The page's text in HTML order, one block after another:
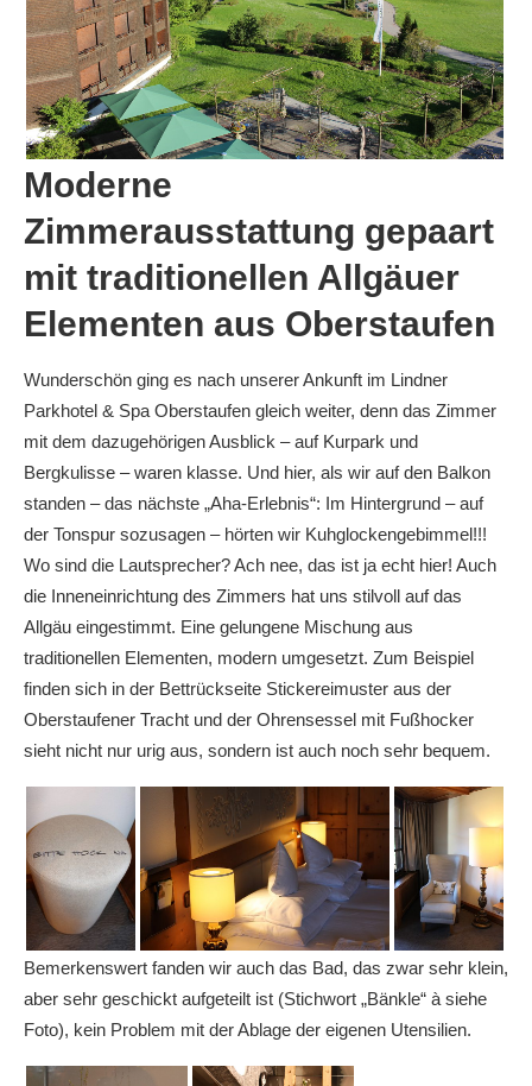
Moderne
Zimmerausstattung gepaart
mit traditionellen Allgäuer
Elementen aus Oberstaufen
Wunderschön ging es nach unserer Ankunft im Lindner
Parkhotel & Spa Oberstaufen gleich weiter, denn das Zimmer
mit dem dazugehörigen Ausblick – auf Kurpark und
Bergkulisse – waren klasse. Und hier, als wir auf den Balkon
standen – das nächste „Aha-Erlebnis“: Im Hintergrund – auf
der Tonspur sozusagen – hörten wir Kuhglockengebimmel!!!
Wo sind die Lautsprecher? Ach nee, das ist ja echt hier! Auch
die Inneneinrichtung des Zimmers hat uns stilvoll auf das
Allgäu eingestimmt. Eine gelungene Mischung aus
traditionellen Elementen, modern umgesetzt. Zum Beispiel
finden sich in der Bettrückseite Stickereimuster aus der
Oberstaufener Tracht und der Ohrensessel mit Fußhocker
sieht nicht nur urig aus, sondern ist auch noch sehr bequem.
Bemerkenswert fanden wir auch das Bad, das zwar sehr klein,
aber sehr geschickt aufgeteilt ist (Stichwort „Bänkle“ à siehe
Foto), kein Problem mit der Ablage der eigenen Utensilien.